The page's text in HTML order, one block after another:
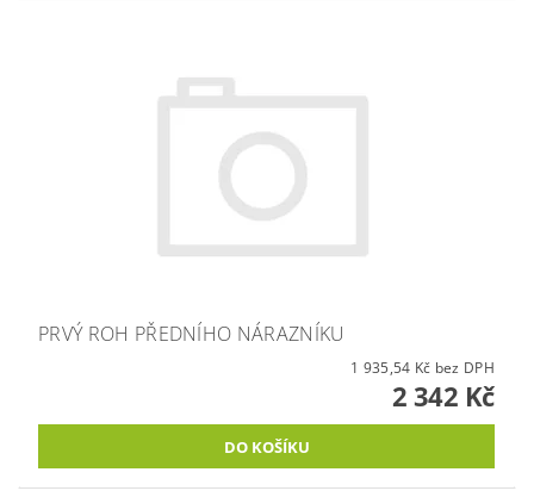
PRVÝ ROH PŘEDNÍHO NÁRAZNÍKU
1 935,54 Kč bez DPH
2 342 Kč